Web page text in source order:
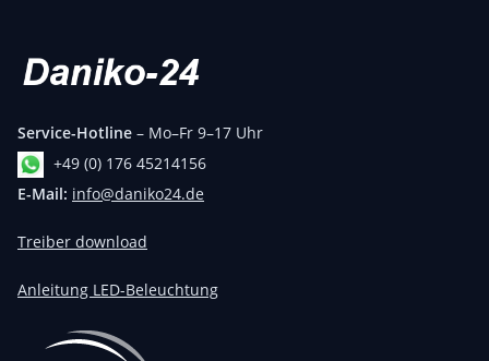
Service-Hotline – Mo–Fr 9–17 Uhr
+49 (0) 176 45214156
E-Mail: info@daniko24.de
Treiber download
Anleitung LED-Beleuchtung